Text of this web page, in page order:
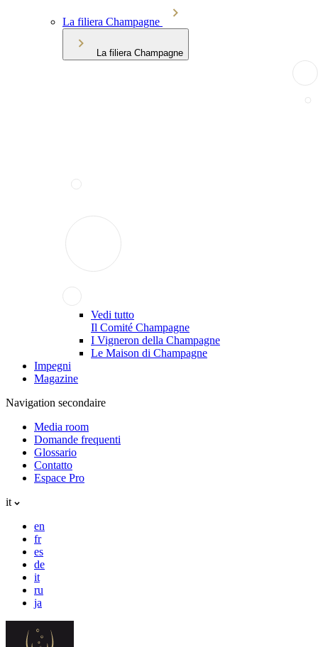
La filiera Champagne
La filiera Champagne
Vedi tutto
Il Comité Champagne
I Vigneron della Champagne
Le Maison di Champagne
Impegni
Magazine
Navigation secondaire
Media room
Domande frequenti
Glossario
Contatto
Espace Pro
it
en
fr
es
de
it
ru
ja